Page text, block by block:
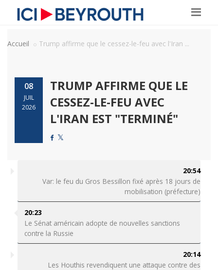
Accueil Trump affirme que le cessez-le-feu avec l'Iran ...
08
JUIL
2026
TRUMP AFFIRME QUE LE
CESSEZ-LE-FEU AVEC
L'IRAN EST "TERMINÉ"
20:54
Var: le feu du Gros Bessillon fixé après 18 jours de
mobilisation (préfecture)
20:23
Le Sénat américain adopte de nouvelles sanctions
contre la Russie
20:14
Les Houthis revendiquent une attaque contre des